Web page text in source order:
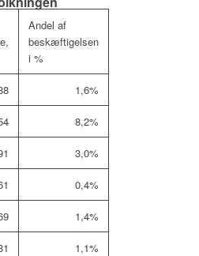
Andel af
beskæftigelsen
i %
1,6%
8,2%
3,0%
0,4%
1,4%
1,1%